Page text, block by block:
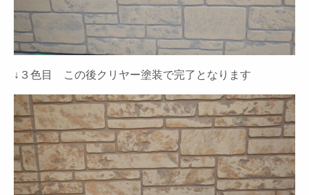
↓３色目 この後クリヤー塗装で完了となります